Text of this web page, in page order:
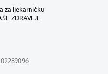
za ljekarničku
ZDRAVLJE